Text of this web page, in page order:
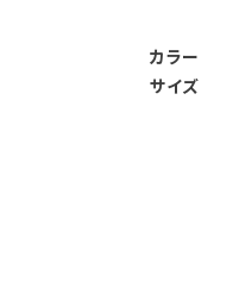
カラー
サイズ